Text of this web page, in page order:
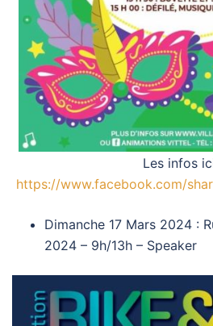
Les infos
https://www.facebook.com/
Dimanche 17 Mars 2024 :
2024 – 9h/13h – Speaker